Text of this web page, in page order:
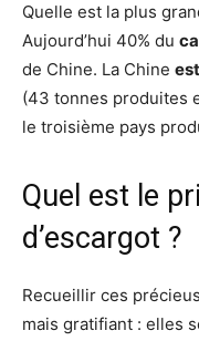
Quelle est la plus
Aujourd’hui 40% du
de Chine. La Chine est
(43 tonnes produites
le troisième pays
Quel est le
d’escargot ?
Recueillir ces
mais gratifiant : elles